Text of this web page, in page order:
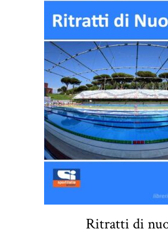
Ritratti di